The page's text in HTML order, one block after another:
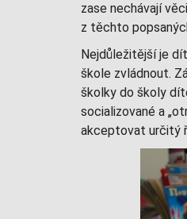
zase nechávají
z těchto
Nejdůležitější je
škole zvládnout.
školky do školy
socializované a
akceptovat určitý